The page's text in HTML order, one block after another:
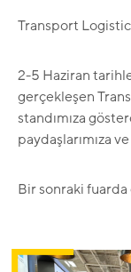
Transport Logistic
2-5 Haziran
gerçekleşen
standımıza
paydaşlarımıza
Bir sonraki